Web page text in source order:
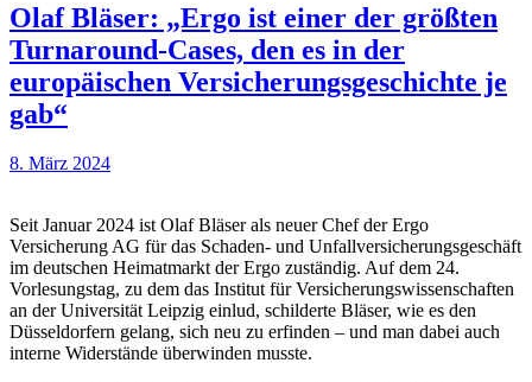
Olaf Bläser: „Ergo ist einer der größten
Turnaround-Cases, den es in der
europäischen Versicherungsgeschichte je
gab“
8. März 2024
Seit Januar 2024 ist Olaf Bläser als neuer Chef der Ergo
Versicherung AG für das Schaden- und Unfallversicherungsgeschäft
im deutschen Heimatmarkt der Ergo zuständig. Auf dem 24.
Vorlesungstag, zu dem das Institut für Versicherungswissenschaften
an der Universität Leipzig einlud, schilderte Bläser, wie es den
Düsseldorfern gelang, sich neu zu erfinden – und man dabei auch
interne Widerstände überwinden musste.